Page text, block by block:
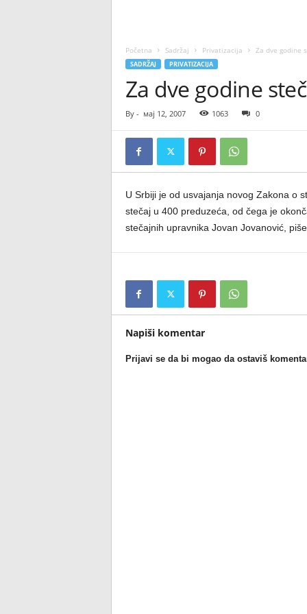
Početna Sadržaj Privatizacija Za dve godine
SADRŽAJ PRIVATIZACIJA
Za dve godine
By - мај 12, 2007 1063 0
U Srbiji je od usvajanja novog Zakona o
stečaj u 400 preduzeća, od čega je
stečajnih upravnika Jovan Jovanović,
Napiši komentar
Prijavi se da bi mogao da ostaviš